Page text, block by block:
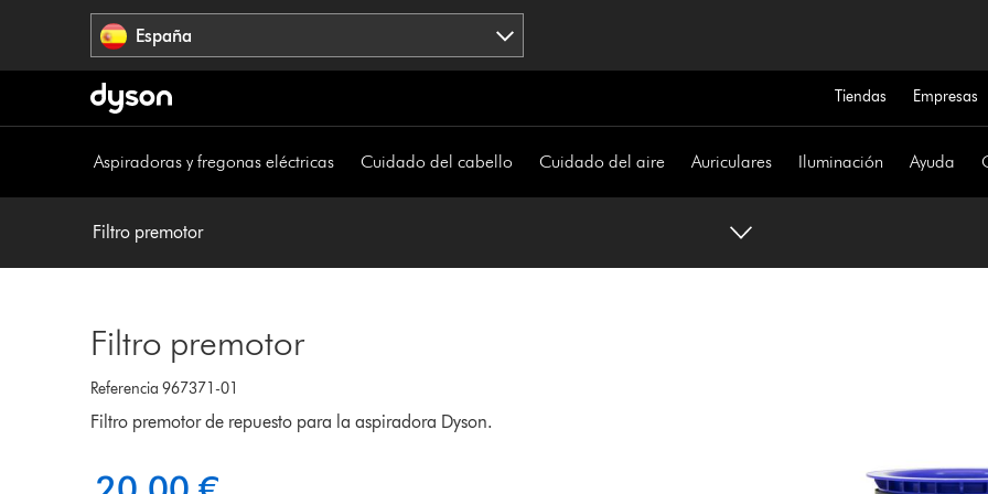
España
Tiendas Empresas
Aspiradoras y fregonas eléctricas Cuidado del cabello Cuidado del aire Auriculares Iluminación Ayuda
Filtro premotor
Filtro premotor
Referencia 967371-01
Filtro premotor de repuesto para la aspiradora Dyson.